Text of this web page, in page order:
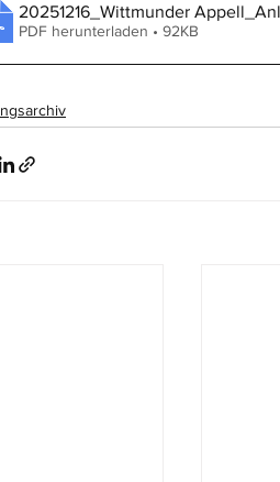
20251216_Wittmunder
PDF herunterladen • 92KB